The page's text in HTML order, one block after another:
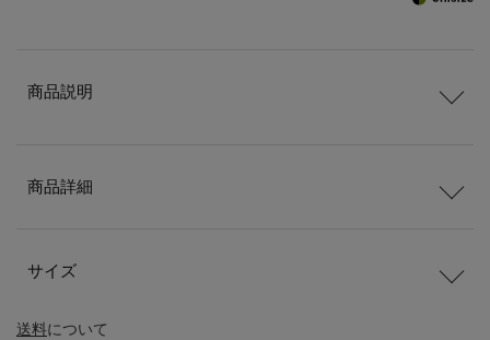
送料について
商品説明
商品詳細
サイズ